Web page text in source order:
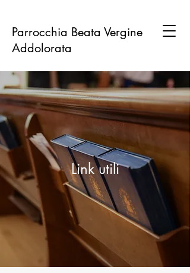
Parrocchia Beata Vergine
Addolorata
Link utili